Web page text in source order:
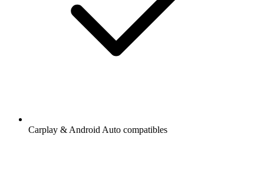
Carplay & Android Auto compatibles